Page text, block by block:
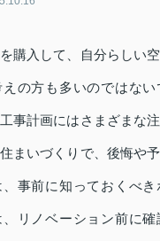
購入して、自分らしい
えの方も多いのではな
事計画にはさまざまな
まいづくりで、後悔や
事前に知っておくべき
リノベーション前に確